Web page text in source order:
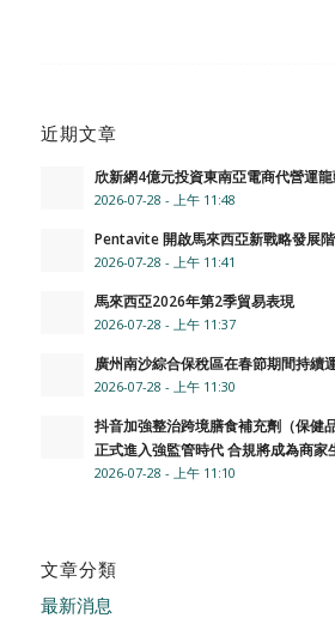
近期文章
欣新網4億元投資東南亞電商代營運
2026-07-28 - 上午 11:48
Pentavite 開啟馬來西亞新戰略發展
2026-07-28 - 上午 11:41
馬來西亞2026年第2季貿易表現
2026-07-28 - 上午 11:37
廣州南沙綜合保稅區在春節期間持續
2026-07-28 - 上午 11:30
抖音加強整治跨境膳食補充劑（保健
正式進入強監管時代 合規將成為商家
2026-07-28 - 上午 11:10
文章分類
最新消息